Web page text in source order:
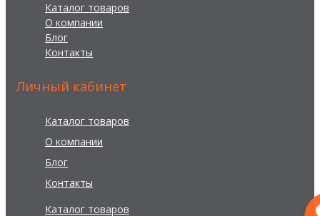
Каталог товаров
О компании
Блог
Контакты
Личный кабинет
Каталог товаров
О компании
Блог
Контакты
Каталог товаров